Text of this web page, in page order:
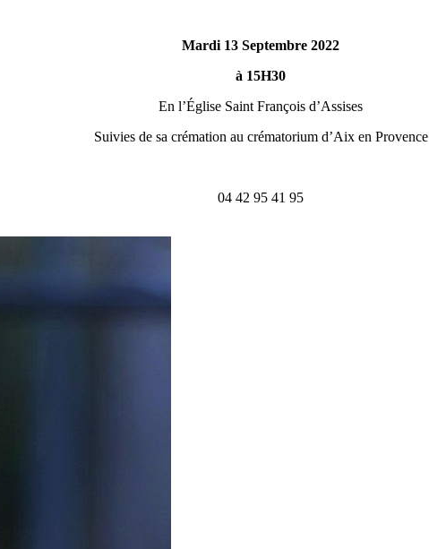
Mardi 13 Septembre 2022
à 15H30
En l’Église Saint François d’Assises
Suivies de sa crémation au crématorium d’Aix en Provence
04 42 95 41 95